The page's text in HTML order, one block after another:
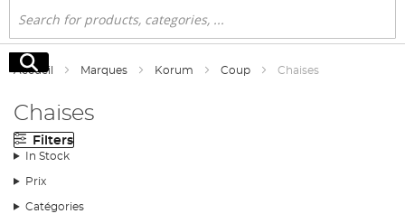
Rechercher
Rechercher
Accueil Marques Korum Coup Chaises
Chaises
Filters
In Stock
Prix
Catégories